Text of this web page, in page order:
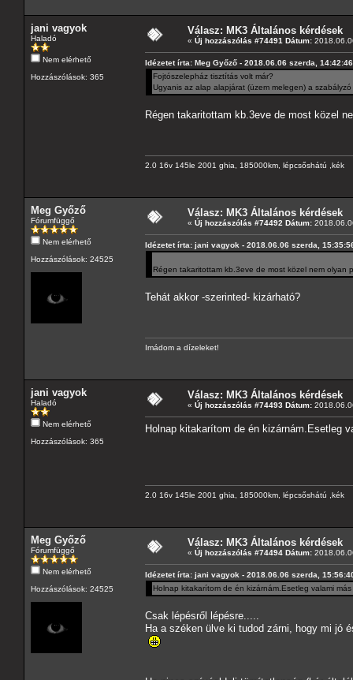
jani vagyok
Haladó
Nem elérhető
Hozzászólások: 365
Válasz: MK3 Általános kérdések
« Új hozzászólás #74491 Dátum:
Idézetet írta: Meg Győző - 2018.06.06 szerda, 14:42:46
Fojtószelepház tisztítás volt már?
Ugyanis az alap alapjárat (üzem melegen) a
Régen takaritottam kb.3eve de most közel
2.0 16v 145le 2001 ghia, 185000km, lépcsőshátú ,kék
Meg Győző
Fórumfüggő
Nem elérhető
Hozzászólások: 24525
Válasz: MK3 Általános kérdések
« Új hozzászólás #74492 Dátum:
Idézetet írta: jani vagyok - 2018.06.06 szerda,
Régen takaritottam kb.3eve de most közel nem olyan
Tehát akkor -szerinted- kizárható?
Imádom a dízeleket!
jani vagyok
Haladó
Nem elérhető
Hozzászólások: 365
Válasz: MK3 Általános kérdések
« Új hozzászólás #74493 Dátum:
Holnap kitakarítom de én kizárnám.Esetleg
2.0 16v 145le 2001 ghia, 185000km, lépcsőshátú ,kék
Meg Győző
Fórumfüggő
Nem elérhető
Hozzászólások: 24525
Válasz: MK3 Általános kérdések
« Új hozzászólás #74494 Dátum:
Idézetet írta: jani vagyok - 2018.06.06 szerda,
Holnap kitakarítom de én kizárnám.Esetleg valami
Csak lépésről lépésre.....
Ha a széken ülve ki tudod zárni, hogy mi jó